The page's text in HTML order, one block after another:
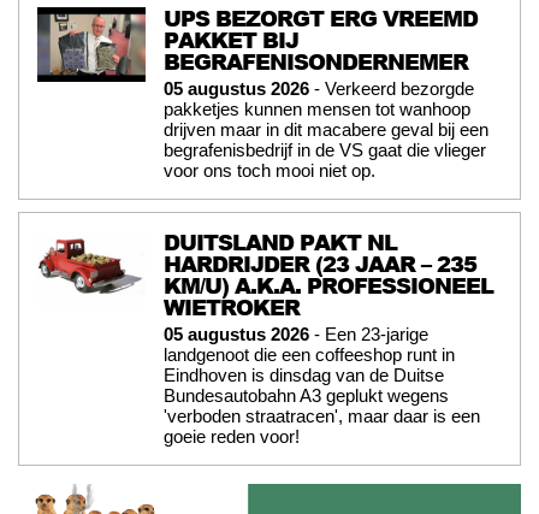
UPS BEZORGT ERG VREEMD
PAKKET BIJ
BEGRAFENISONDERNEMER
05 augustus 2026 - Verkeerd bezorgde
pakketjes kunnen mensen tot wanhoop
drijven maar in dit macabere geval bij een
begrafenisbedrijf in de VS gaat die vlieger
voor ons toch mooi niet op.
DUITSLAND PAKT NL
HARDRIJDER (23 JAAR – 235
KM/U) A.K.A. PROFESSIONEEL
WIETROKER
05 augustus 2026 - Een 23-jarige
landgenoot die een coffeeshop runt in
Eindhoven is dinsdag van de Duitse
Bundesautobahn A3 geplukt wegens
'verboden straatracen', maar daar is een
goeie reden voor!